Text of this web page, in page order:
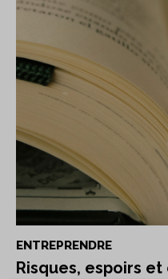
ENTREPRENDRE
Risques, espoirs